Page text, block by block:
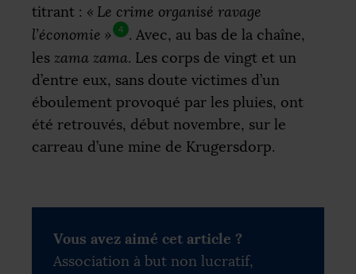
titrant : « Le crime organisé ravage
l’économie » 4
. Avec, au bas de la chaîne,
les zama zama. Les corps de vingt et un
d’entre eux, sans doute victimes d’un
éboulement provoqué par les pluies, ont
été retrouvés, début novembre, sur le
carreau d’une mine de Krugersdorp.
Vous avez aimé cet article ?
Association à but non lucratif,